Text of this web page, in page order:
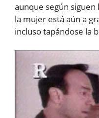
aunque según
la mujer está aún a
incluso tapándose la